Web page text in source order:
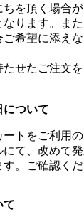
を頂く場合
なります。ま
希望に添え
せたご注文
について
ートをご利用
て、改めて
。ご確認くだ
て